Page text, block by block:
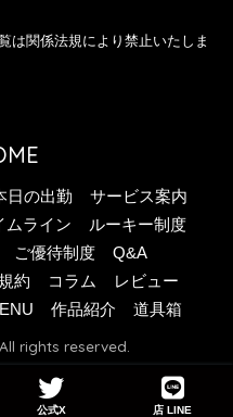
は関係法規により禁止いたしま
日の出勤
サービス案内
ムライン
ルーキー制度
ご優待制度
Q&A
約 コラム
レビュー
作品紹介 道具箱
rights reserved.
公式X 店 LINE